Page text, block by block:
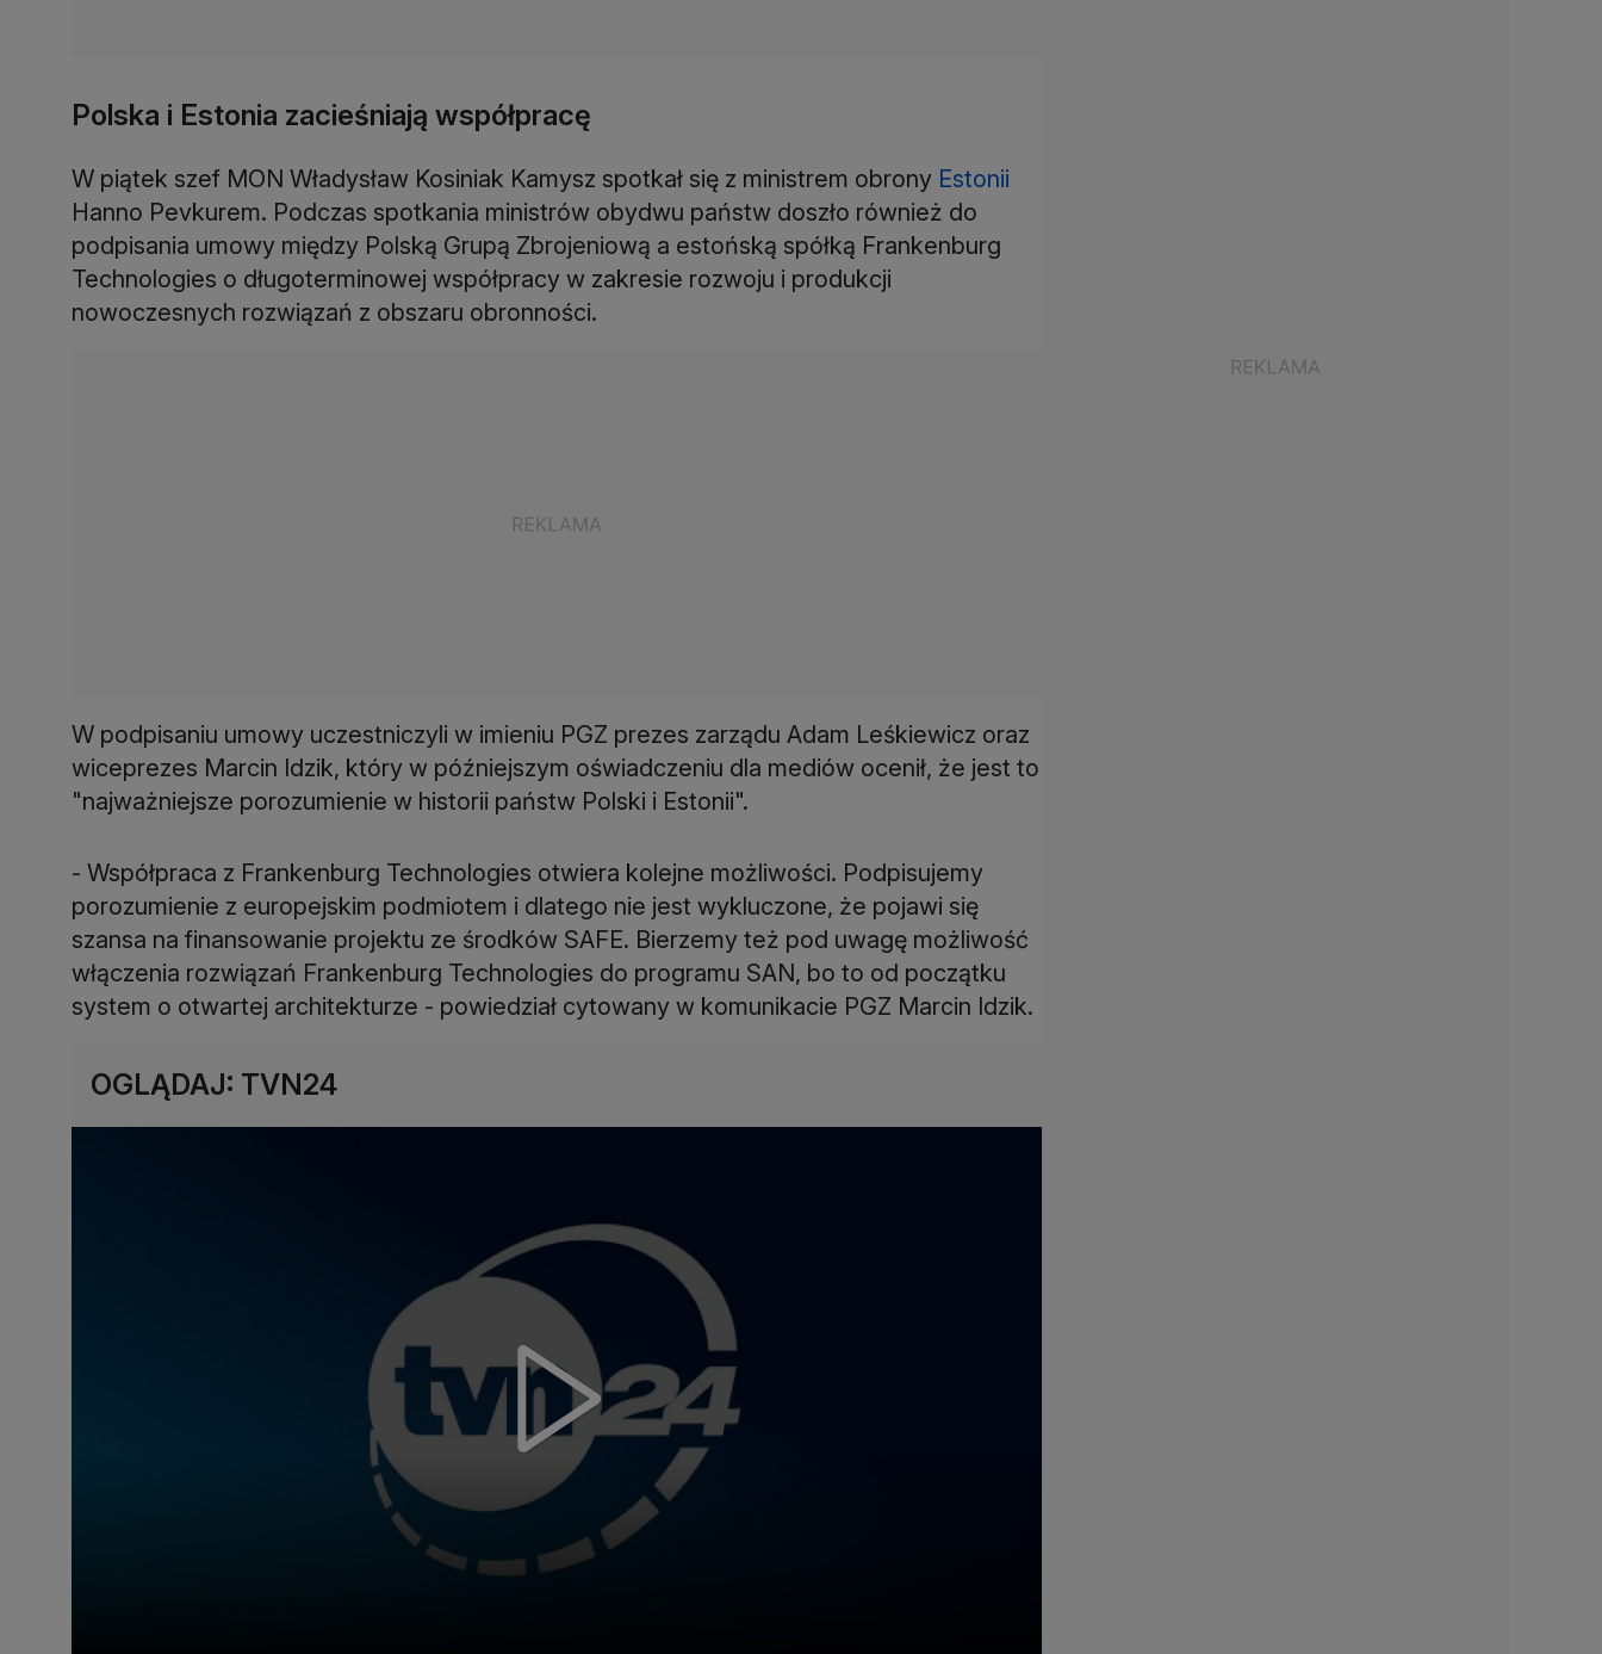
Polska i Estonia zacieśniają współpracę
W piątek szef MON Władysław Kosiniak Kamysz spotkał się z ministrem obrony Estonii
Hanno Pevkurem. Podczas spotkania ministrów obydwu państw doszło również do
podpisania umowy między Polską Grupą Zbrojeniową a estońską spółką Frankenburg
Technologies o długoterminowej współpracy w zakresie rozwoju i produkcji
nowoczesnych rozwiązań z obszaru obronności.
W podpisaniu umowy uczestniczyli w imieniu PGZ prezes zarządu Adam Leśkiewicz oraz
wiceprezes Marcin Idzik, który w późniejszym oświadczeniu dla mediów ocenił, że jest to
"najważniejsze porozumienie w historii państw Polski i Estonii".
- Współpraca z Frankenburg Technologies otwiera kolejne możliwości. Podpisujemy
porozumienie z europejskim podmiotem i dlatego nie jest wykluczone, że pojawi się
szansa na finansowanie projektu ze środków SAFE. Bierzemy też pod uwagę możliwość
włączenia rozwiązań Frankenburg Technologies do programu SAN, bo to od początku
system o otwartej architekturze - powiedział cytowany w komunikacie PGZ Marcin Idzik.
OGLĄDAJ: TVN24